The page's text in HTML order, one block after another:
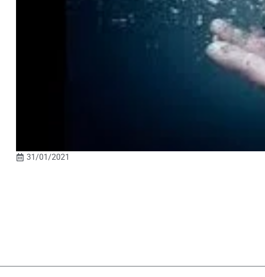
31/01/2021